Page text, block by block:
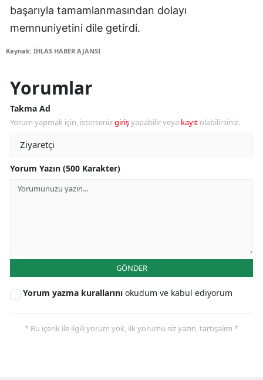
başarıyla tamamlanmasından dolayı
memnuniyetini dile getirdi.
Kaynak: İHLAS HABER AJANSI
Yorumlar
Takma Ad
Yorum yapmak için, istersenizgirişyapabilir veya kayıt olabilirsiniz.
Yorum Yazın (500 Karakter)
GÖNDER
Yorum yazma kurallarını okudum ve kabul ediyorum
* Bu içerik ile ilgili yorum yok, ilk yorumu siz yazın, tartışalım *